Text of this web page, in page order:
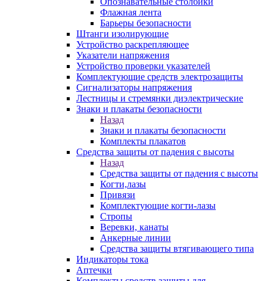
Флажная лента
Барьеры безопасности
Штанги изолирующие
Устройство раскрепляющее
Указатели напряжения
Устройство проверки указателей
Комплектующие средств электрозащиты
Сигнализаторы напряжения
Лестницы и стремянки диэлектрические
Знаки и плакаты безопасности
Назад
Знаки и плакаты безопасности
Комплекты плакатов
Средства защиты от падения с высоты
Назад
Средства защиты от падения с высоты
Когти,лазы
Привязи
Комплектующие когти-лазы
Стропы
Веревки, канаты
Анкерные линии
Средства защиты втягивающего типа
Индикаторы тока
Аптечки